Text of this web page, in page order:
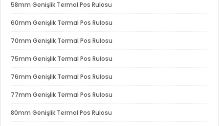
58mm Genişlik Termal Pos Rulosu
60mm Genişlik Termal Pos Rulosu
70mm Genişlik Termal Pos Rulosu
75mm Genişlik Termal Pos Rulosu
76mm Genişlik Termal Pos Rulosu
77mm Genişlik Termal Pos Rulosu
80mm Genişlik Termal Pos Rulosu